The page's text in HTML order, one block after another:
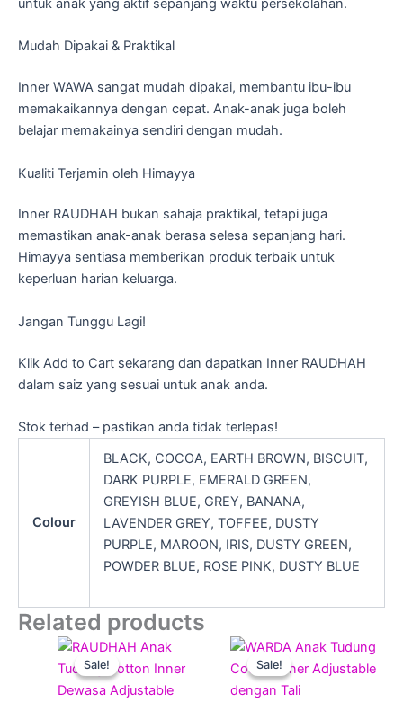
untuk anak yang aktif sepanjang waktu persekolahan.
Mudah Dipakai & Praktikal
Inner WAWA sangat mudah dipakai, membantu ibu-ibu
memakaikannya dengan cepat. Anak-anak juga boleh
belajar memakainya sendiri dengan mudah.
Kualiti Terjamin oleh Himayya
Inner RAUDHAH bukan sahaja praktikal, tetapi juga
memastikan anak-anak berasa selesa sepanjang hari.
Himayya sentiasa memberikan produk terbaik untuk
keperluan harian keluarga.
Jangan Tunggu Lagi!
Klik Add to Cart sekarang dan dapatkan Inner RAUDHAH
dalam saiz yang sesuai untuk anak anda.
Stok terhad – pastikan anda tidak terlepas!
Colour
BLACK, COCOA, EARTH BROWN, BISCUIT,
DARK PURPLE, EMERALD GREEN,
GREYISH BLUE, GREY, BANANA,
LAVENDER GREY, TOFFEE, DUSTY
PURPLE, MAROON, IRIS, DUSTY GREEN,
POWDER BLUE, ROSE PINK, DUSTY BLUE
Related products
Sale!
Sale!
Original
was:
RM15.00.
Current
is:
RM7.20.
product
Sale!
Sale!
Original
price
was:
RM17.90.
Current
is:
This